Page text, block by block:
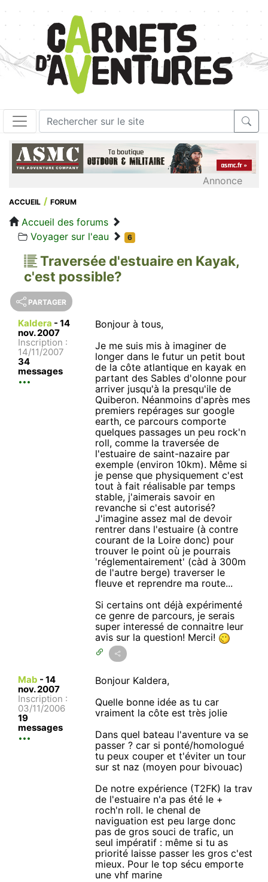
Annonce
ACCUEIL FORUM
Accueil des forums
Voyager sur l'eau
6
Traversée d'estuaire en Kayak,
c'est possible?
PARTAGER
Kaldera - 14
nov. 2007
Inscription :
14/11/2007
34
messages
Bonjour à tous,
Je me suis mis à imaginer de
longer dans le futur un petit bout
de la côte atlantique en kayak en
partant des Sables d'olonne pour
arriver jusqu'à la presqu'ile de
Quiberon. Néanmoins d'après mes
premiers repérages sur google
earth, ce parcours comporte
quelques passages un peu rock'n
roll, comme la traversée de
l'estuaire de saint-nazaire par
exemple (environ 10km). Même si
je pense que physiquement c'est
tout à fait réalisable par temps
stable, j'aimerais savoir en
revanche si c'est autorisé?
J'imagine assez mal de devoir
rentrer dans l'estuaire (à contre
courant de la Loire donc) pour
trouver le point où je pourrais
'réglementairement' (càd à 300m
de l'autre berge) traverser le
fleuve et reprendre ma route...
Si certains ont déjà expérimenté
ce genre de parcours, je serais
super interessé de connaitre leur
avis sur la question! Merci!
Mab - 14
nov. 2007
Inscription :
03/11/2006
19
messages
Bonjour Kaldera,
Quelle bonne idée as tu car
vraiment la côte est très jolie
Dans quel bateau l'aventure va se
passer ? car si ponté/homologué
tu peux couper et t'éviter un tour
sur st naz (moyen pour bivouac)
De notre expérience (T2FK) la trav
de l'estuaire n'a pas été le +
roch'n roll. le chenal de
naviguation est peu large donc
pas de gros souci de trafic, un
seul impératif : même si tu as
priorité laisse passer les gros c'est
mieux. Pour le top sécu emporte
une vhf marine